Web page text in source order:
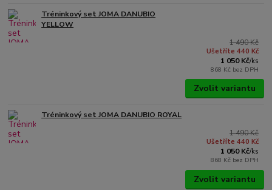
Tréninkový set JOMA DANUBIO
YELLOW
1 490 Kč
Ušetříte 440 Kč
1 050 Kč/ks
868 Kč bez DPH
Zvolit variantu
Tréninkový set JOMA DANUBIO ROYAL
1 490 Kč
Ušetříte 440 Kč
1 050 Kč/ks
868 Kč bez DPH
Zvolit variantu